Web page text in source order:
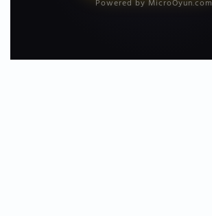
Powered by MicroOyun.com